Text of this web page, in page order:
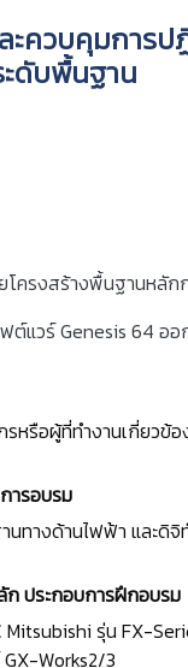
ควบคุมการป
ดับพื้นฐาน
โครงสร้างพื้นฐานหลัก
ฟต์แวร์ Genesis 64 อ
หรือผู้ที่ทำงานเกี่ยวข้อ
ารอบรม
ทางด้านไฟฟ้า และดิ
ประกอบการฝึกอบรม
Mitsubishi รุ่น
ร์ GX-Works2/